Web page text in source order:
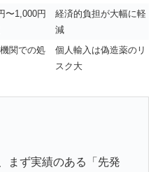
〜1,000円
経済的負担が大幅に軽
減
関での処
個人輸入は偽造薬のリ
スク大
まず実績のある「先発